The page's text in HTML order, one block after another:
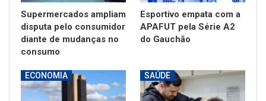
Supermercados ampliam
disputa pelo consumidor
diante de mudanças no
consumo
Esportivo empata com a
APAFUT pela Série A2
do Gauchão
ECONOMIA SAÚDE